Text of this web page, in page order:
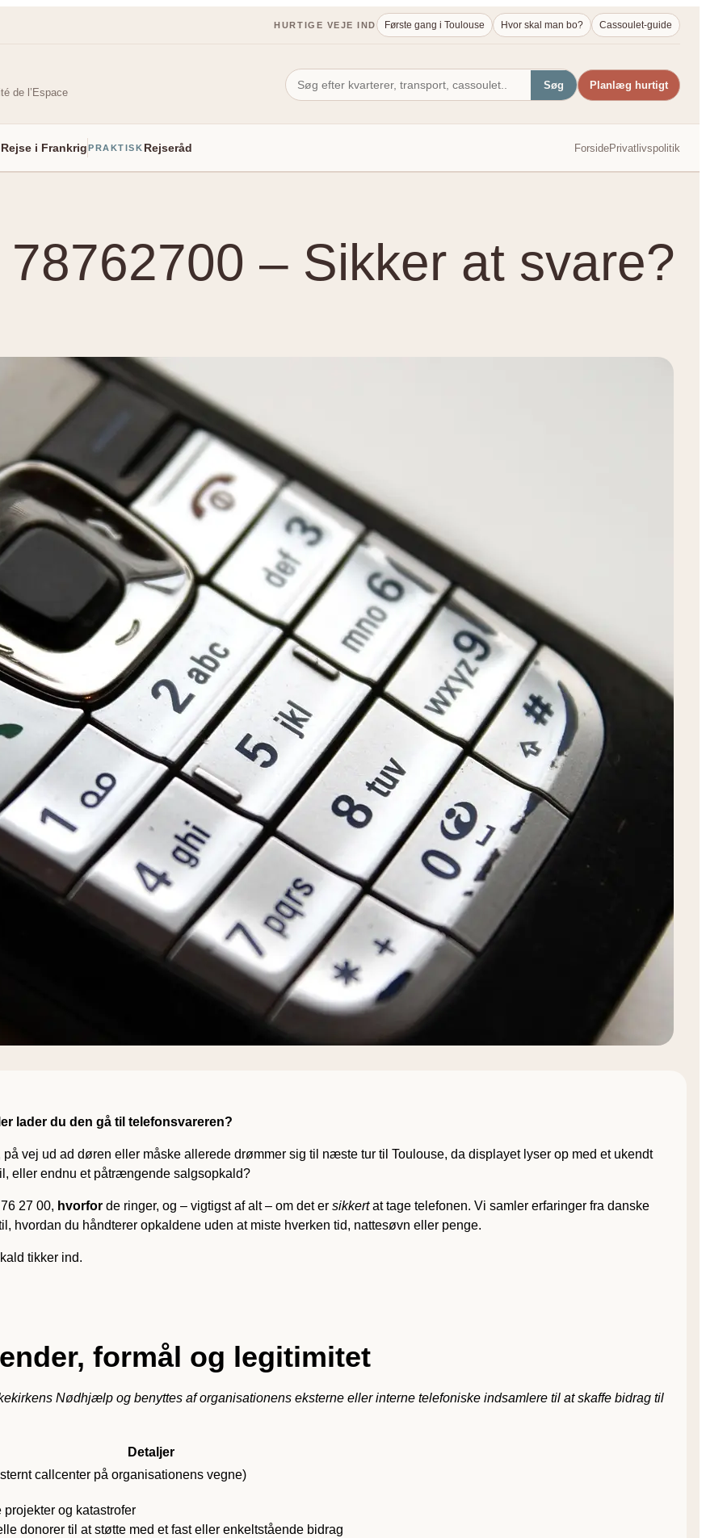
HURTIGE VEJE IND Første gang i Toulouse Hvor skal man bo? Cassoulet-guide
de l’Espace
Søg Planlæg hurtigt
Rejse i FrankrigPRAKTISK Rejseråd ForsidePrivatlivspolitik
– Sikker at svare?
lader du den gå til telefonsvareren?
vej ud ad døren eller måske allerede drømmer sig til næste tur til Toulouse, da displayet lyser op med et ukendt
eller endnu et påtrængende salgsopkald?
27 00, hvorfor de ringer, og – vigtigst af alt – om det er sikkertat tage telefonen. Vi samler erfaringer fra danske
hvordan du håndterer opkaldene uden at miste hverken tid, nattesøvn eller penge.
tikker ind.
formål og legitimitet
Nødhjælp og benyttes af organisationens eksterne eller interne telefoniske indsamlere til at skaffe bidrag til
Detaljer
callcenter på organisationens vegne)
og katastrofer
donorer til at støtte med et fast eller enkeltstående bidrag